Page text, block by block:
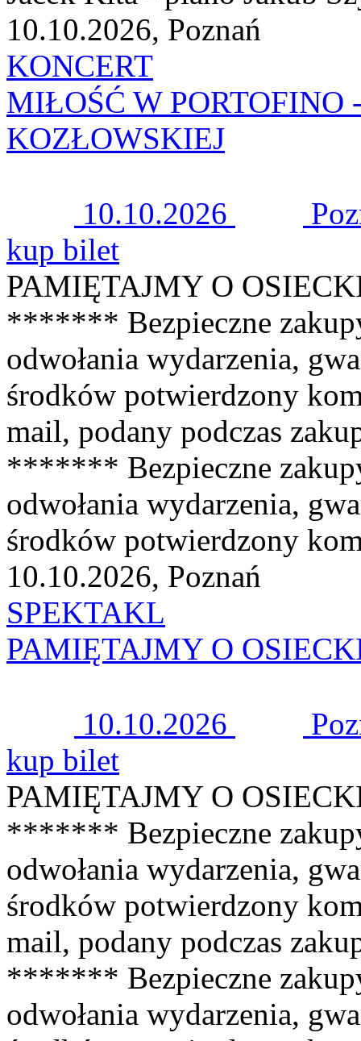
10.10.2026, Poznań
KONCERT
MIŁOŚĆ W
KOZŁOWSKIEJ
10.10.2026
kup bilet
PAMIĘTAJMY O
******* Bezpieczne
odwołania wydarzenia,
środków potwierdzony
mail, podany podczas
******* Bezpieczne
odwołania wydarzenia,
środków potwierdzony
10.10.2026, Poznań
SPEKTAKL
PAMIĘTAJMY O
10.10.2026
kup bilet
PAMIĘTAJMY O
******* Bezpieczne
odwołania wydarzenia,
środków potwierdzony
mail, podany podczas
******* Bezpieczne
odwołania wydarzenia,